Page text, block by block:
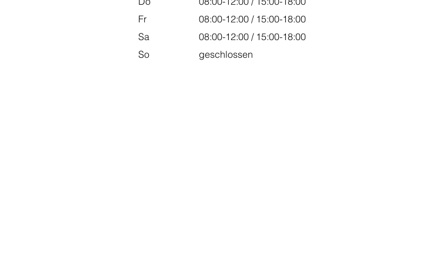
Fr
08:00-12:00 / 15:00-18:00
Sa
08:00-12:00 / 15:00-18:00
So
geschlossen